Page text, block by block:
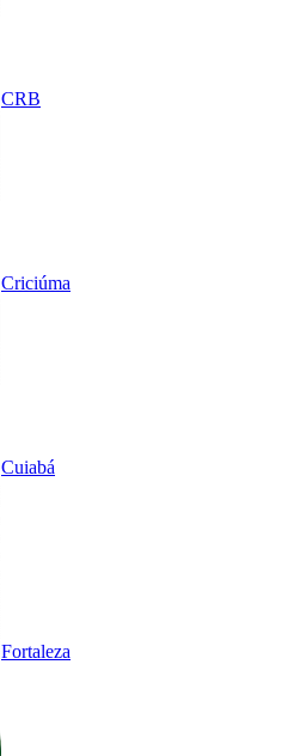
CRB
Criciúma
Cuiabá
Fortaleza